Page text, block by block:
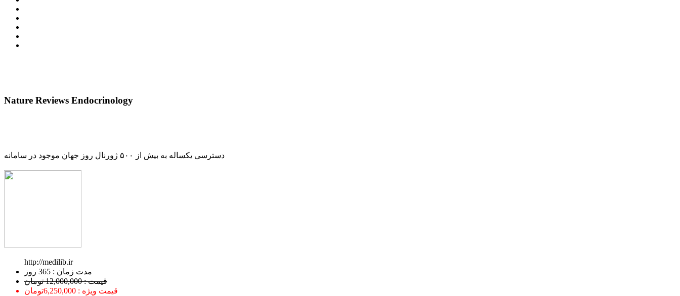
Nature Reviews Endocrinology
دسترسی یکساله به بیش از ۵۰۰ ژورنال روز جهان موجود در سامانه
http://medilib.ir
ﻣﺪﺕ ﺯﻣﺎﻥ : 365 ﺭﻭﺯ
قیمت : 12,000,000 تومان
قیمت ویژه : 6,250,000تومان